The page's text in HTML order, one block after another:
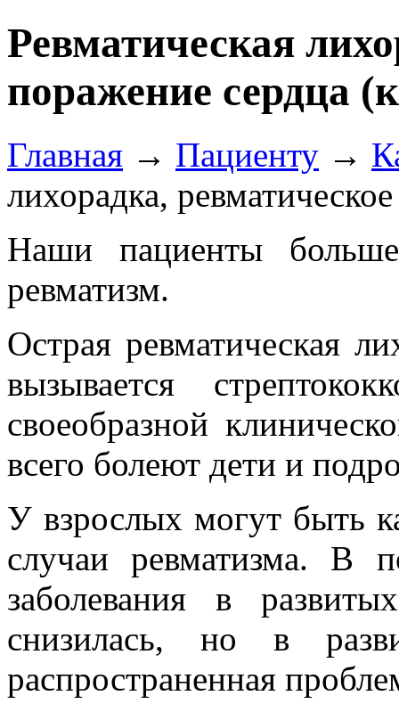
Ревматическая
поражение сердца
Главная → Пациенту →
лихорадка,
Наши пациенты
ревматизм.
Острая ревматическая
вызывается
своеобразной
всего болеют дети и
У взрослых могут быть
случаи ревматизма. В
заболевания в
снизилась, но в
распространенная